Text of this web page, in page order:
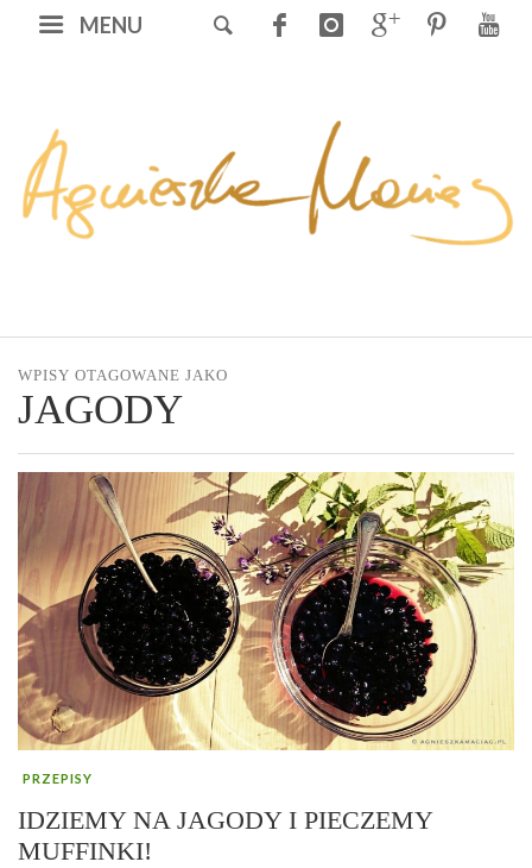
MENU
WPISY OTAGOWANE JAKO
JAGODY
PRZEPISY
IDZIEMY NA JAGODY I PIECZEMY
MUFFINKI!